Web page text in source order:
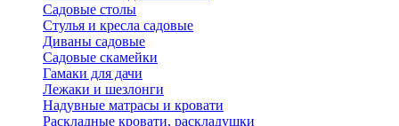
Садовые столы
Стулья и кресла садовые
Диваны садовые
Садовые скамейки
Гамаки для дачи
Лежаки и шезлонги
Надувные матрасы и кровати
Раскладные кровати, раскладушки